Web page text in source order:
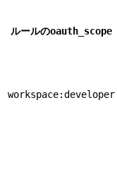
ルールのoauth_scope
workspace:developer